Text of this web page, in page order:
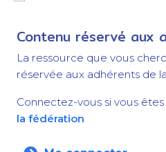
Contenu réservé aux
La ressource que vous
réservée aux adhérents de
Connectez-vous si vous
la fédération